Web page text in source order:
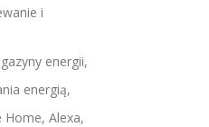
i
energii,
energią,
Alexa,